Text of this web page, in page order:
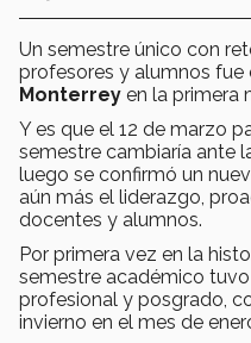
Un semestre único con
profesores y alumnos fue
Monterrey en la primera
Y es que el 12 de marzo
semestre cambiaría ante
luego se confirmó un
aún más el liderazgo,
docentes y alumnos.
Por primera vez en la
semestre académico
profesional y posgrado,
invierno en el mes de